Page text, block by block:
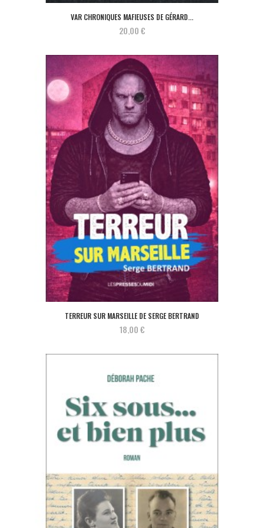
VAR CHRONIQUES MAFIEUSES DE GÉRARD...
20,00 €
TERREUR SUR MARSEILLE DE SERGE BERTRAND
18,00 €